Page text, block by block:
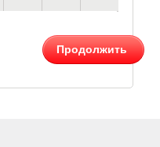
Продолжить